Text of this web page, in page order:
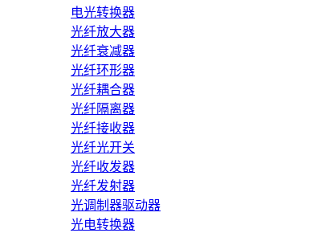
电光转换器
光纤放大器
光纤衰减器
光纤环形器
光纤耦合器
光纤隔离器
光纤接收器
光纤光开关
光纤收发器
光纤发射器
光调制器驱动器
光电转换器